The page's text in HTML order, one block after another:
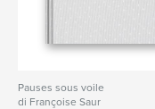
Pauses sous voile
di Françoise Saur